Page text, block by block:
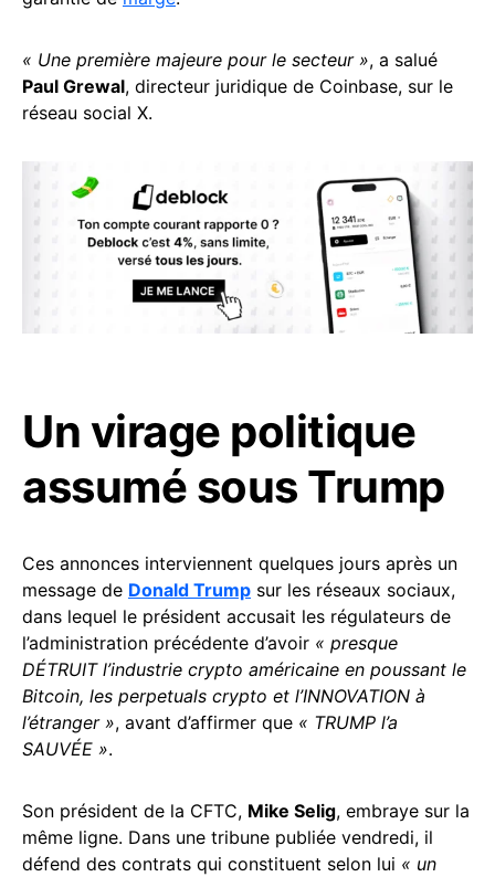
« Une première majeure pour le secteur », a salué
Paul Grewal, directeur juridique de Coinbase, sur le
réseau social X.
Un virage politique
assumé sous Trump
Ces annonces interviennent quelques jours après un
message de Donald Trump sur les réseaux sociaux,
dans lequel le président accusait les régulateurs de
l’administration précédente d’avoir « presque
DÉTRUIT l’industrie crypto américaine en poussant le
Bitcoin, les perpetuals crypto et l’INNOVATION à
l’étranger », avant d’affirmer que « TRUMP l’a
SAUVÉE ».
Son président de la CFTC, Mike Selig, embraye sur la
même ligne. Dans une tribune publiée vendredi, il
défend des contrats qui constituent selon lui « un